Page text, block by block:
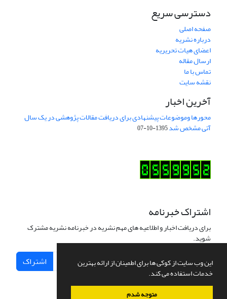
این وب سایت از کوکی ها برای اطمینان از ارائه بهترین
خدمات استفاده می کند.
متوجه شدم
دسترسی سریع
صفحه اصلی
درباره نشریه
اعضای هیات تحریریه
ارسال مقاله
تماس با ما
نقشه سایت
آخرین اخبار
محورها وموضوعات پیشنهادی برای دریافت مقالات پژوهشی در یک سال
آتی مشخص شد1395-10-07
اشتراک خبرنامه
برای دریافت اخبار و اطلاعیه های مهم نشریه در خبرنامه نشریه مشترک
شوید.
اشتراک